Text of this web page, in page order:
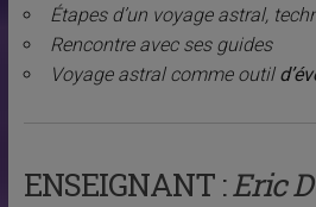
Étapes d’un voyage astral,
Rencontre avec ses guides
Voyage astral comme outil
ENSEIGNANT :Eric